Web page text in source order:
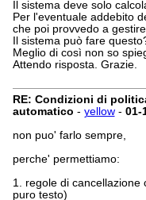
Il sistema deve solo
Per l'eventuale addebito
che poi provvedo a
Il sistema può fare
Meglio di così non so
Attendo risposta. Grazie.
RE: Condizioni di
automatico - yellow- 01-
non puo' farlo sempre,
perche' permettiamo:
1. regole di cancellazione
puro testo)